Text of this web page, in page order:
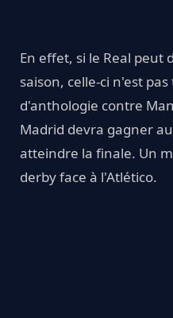
En effet, si le Real peut
saison, celle-ci n'est
d'anthologie contre
Madrid devra gagner
atteindre la finale. Un
derby face à l'Atlético.